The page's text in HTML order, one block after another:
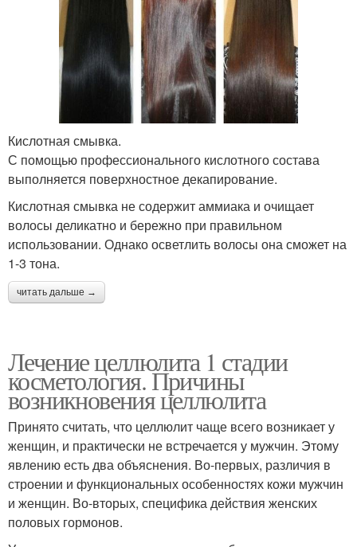
Кислотная смывка.
С помощью профессионального кислотного состава
выполняется поверхностное декапирование.
Кислотная смывка не содержит аммиака и очищает
волосы деликатно и бережно при правильном
использовании. Однако осветлить волосы она сможет на
1-3 тона.
читать дальше →
Лечение целлюлита 1 стадии
косметология. Причины
возникновения целлюлита
Принято считать, что целлюлит чаще всего возникает у
женщин, и практически не встречается у мужчин. Этому
явлению есть два объяснения. Во-первых, различия в
строении и функциональных особенностях кожи мужчин
и женщин. Во-вторых, специфика действия женских
половых гормонов.